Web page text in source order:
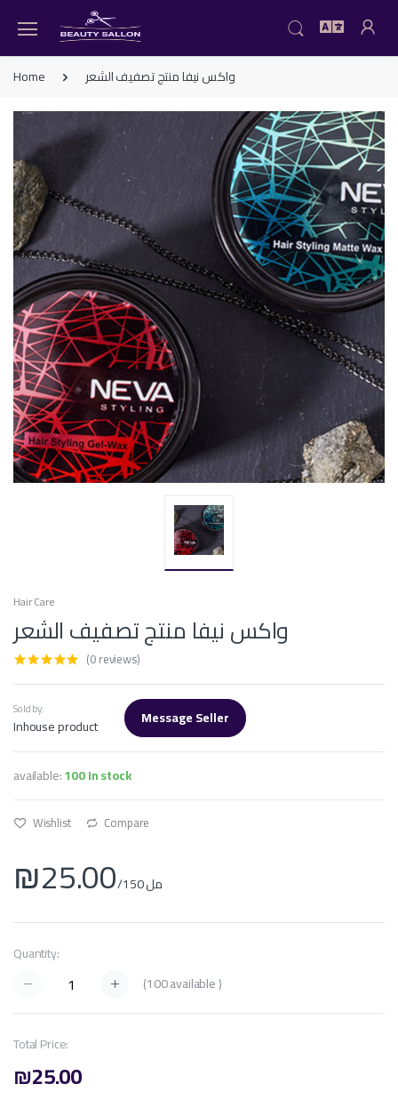
Home واكس نيفا منتج تصفيف الشعر
Hair Care
واكس نيفا منتج تصفيف الشعر
(0 reviews)
Sold by:
Inhouse product Message Seller
available:100 In stock
Wishlist Compare
₪25.00 /150 مل
Quantity:
(100available )
Total Price:
₪25.00